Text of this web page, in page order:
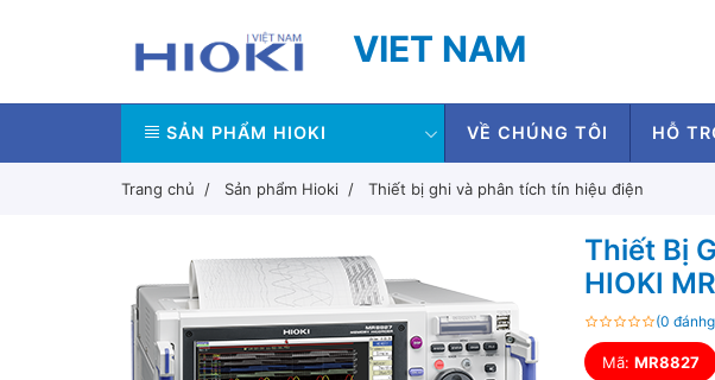
VIET NAM
SẢN PHẨM HIOKI VỀ CHÚNG TÔI HỖ
Trang chủ Sản phẩm Hioki Thiết bị ghi và phân tích tín hiệu điện
Thiết Bị
HIOKI
(0
Mã: MR8827